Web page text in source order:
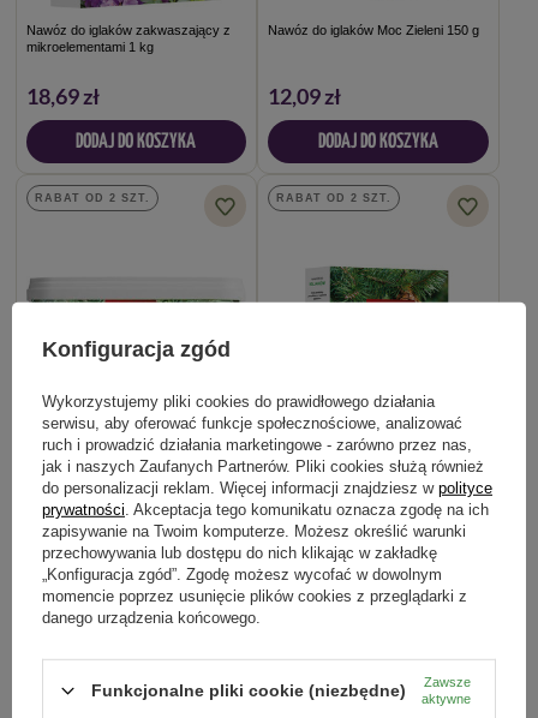
Nawóz do iglaków zakwaszający z
mikroelementami 1 kg
18,69 zł
DODAJ DO KOSZYKA
Nawóz do iglaków Moc Zieleni 150 g
12,09 zł
DODAJ DO KOSZYKA
RABAT OD 2 SZT.
Nawóz do iglaków z mikroelementami
4 kg
49,49 zł
DODAJ DO KOSZYKA
RABAT OD 2 SZT.
Nawóz do iglaków z mikroelementami
1 kg
18,69 zł
DODAJ DO KOSZYKA
Konfiguracja zgód
Wykorzystujemy pliki cookies do prawidłowego działania
serwisu, aby oferować funkcje społecznościowe, analizować
ruch i prowadzić działania marketingowe - zarówno przez nas,
jak i naszych Zaufanych Partnerów. Pliki cookies służą również
do personalizacji reklam. Więcej informacji znajdziesz w polityce
prywatności . Akceptacja tego komunikatu oznacza zgodę na ich
zapisywanie na Twoim komputerze. Możesz określić warunki
przechowywania lub dostępu do nich klikając w zakładkę
„Konfiguracja zgód”. Zgodę możesz wycofać w dowolnym
momencie poprzez usunięcie plików cookies z przeglądarki z
danego urządzenia końcowego.
Funkcjonalne pliki cookie (niezbędne)
Zawsze
aktywne